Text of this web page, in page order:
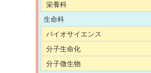
栄養科
生命科
バイオサイエンス
分子生命化
分子微生物